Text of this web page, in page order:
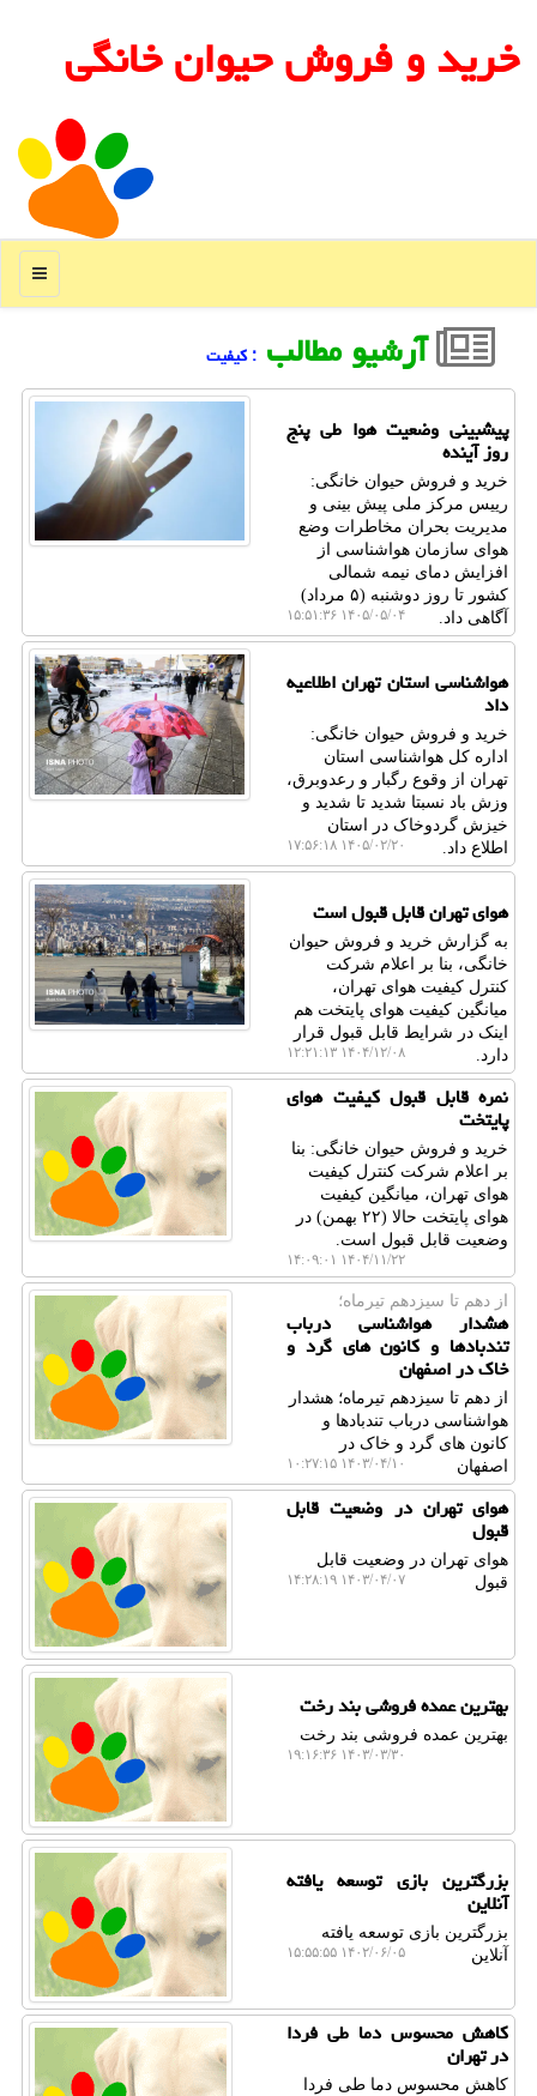
خرید و فروش حیوان خانگی
منو
آرشیو مطالب : كیفیت
پیشبینی وضعیت هوا طی پنج
روز آینده
خرید و فروش حیوان خانگی:
رییس مرکز ملی پیش بینی و
مدیریت بحران مخاطرات وضع
هوای سازمان هواشناسی از
افزایش دمای نیمه شمالی
کشور تا روز دوشنبه (۵ مرداد)
آگاهی داد.
۱۴۰۵/۰۵/۰۴ ۱۵:۵۱:۳۶
هواشناسی استان تهران اطلاعیه
داد
خرید و فروش حیوان خانگی:
اداره کل هواشناسی استان
تهران از وقوع رگبار و رعدوبرق،
وزش باد نسبتا شدید تا شدید و
خیزش گردوخاک در استان
اطلاع داد.
۱۴۰۵/۰۲/۲۰ ۱۷:۵۶:۱۸
هوای تهران قابل قبول است
به گزارش خرید و فروش حیوان
خانگی، بنا بر اعلام شرکت
کنترل کیفیت هوای تهران،
میانگین کیفیت هوای پایتخت هم
اینک در شرایط قابل قبول قرار
دارد.
۱۴۰۴/۱۲/۰۸ ۱۲:۲۱:۱۳
نمره قابل قبول کیفیت هوای
پایتخت
خرید و فروش حیوان خانگی: بنا
بر اعلام شرکت کنترل کیفیت
هوای تهران، میانگین کیفیت
هوای پایتخت حالا (۲۲ بهمن) در
وضعیت قابل قبول است.
۱۴۰۴/۱۱/۲۲ ۱۴:۰۹:۰۱
از دهم تا سیزدهم تیرماه؛
هشدار هواشناسی درباب
تندبادها و کانون های گرد و
خاک در اصفهان
از دهم تا سیزدهم تیرماه؛ هشدار
هواشناسی درباب تندبادها و
کانون های گرد و خاک در
اصفهان
۱۴۰۳/۰۴/۱۰ ۱۰:۲۷:۱۵
هوای تهران در وضعیت قابل
قبول
هوای تهران در وضعیت قابل
قبول
۱۴۰۳/۰۴/۰۷ ۱۴:۲۸:۱۹
بهترین عمده فروشی بند رخت
بهترین عمده فروشی بند رخت
۱۴۰۳/۰۳/۳۰ ۱۹:۱۶:۳۶
بزرگترین بازی توسعه یافته
آنلاین
بزرگترین بازی توسعه یافته
آنلاین
۱۴۰۲/۰۶/۰۵ ۱۵:۵۵:۵۵
کاهش محسوس دما طی فردا
در تهران
کاهش محسوس دما طی فردا